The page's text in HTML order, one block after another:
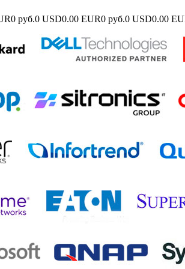
0 руб.0 USD0.00 EUR0 руб.0 USD0.00